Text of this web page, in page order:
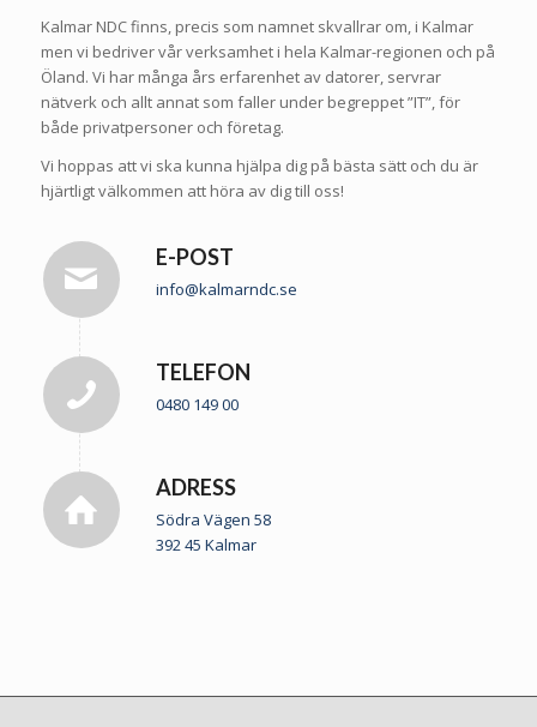
Kalmar NDC finns, precis som namnet skvallrar om, i Kalmar
men vi bedriver vår verksamhet i hela Kalmar-regionen och på
Öland. Vi har många års erfarenhet av datorer, servrar
nätverk och allt annat som faller under begreppet ”IT”, för
både privatpersoner och företag.
Vi hoppas att vi ska kunna hjälpa dig på bästa sätt och du är
hjärtligt välkommen att höra av dig till oss!
E-POST
info@kalmarndc.se
TELEFON
0480 149 00
ADRESS
Södra Vägen 58
392 45 Kalmar